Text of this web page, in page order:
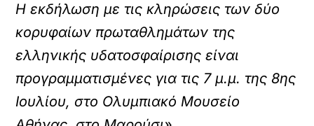
Η εκδήλωση με τις κληρώσεις των δύο
κορυφαίων πρωταθλημάτων της
ελληνικής υδατοσφαίρισης είναι
προγραμματισμένες για τις 7 μ.μ. της 8ης
Ιουλίου, στο Ολυμπιακό Μουσείο